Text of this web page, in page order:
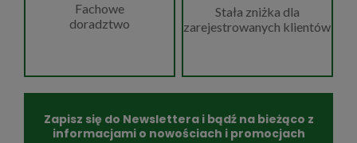
Fachowe
doradztwo
Stała zniżka dla
zarejestrowanych klientów
Zapisz się do Newslettera i bądź na bieżąco z
informacjami o nowościach i promocjach